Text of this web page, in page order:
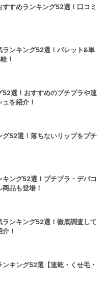
すめランキング52選！口コミ
ランキング52選！パレット&単
！
52選！おすすめのプチプラや速
を紹介！
グ52選！落ちないリップをプチ
ング52選！プチプラ・デパコ
品も登場！
ンキング52選！徹底調査して
！
ンキング52選【速乾・くせ毛・